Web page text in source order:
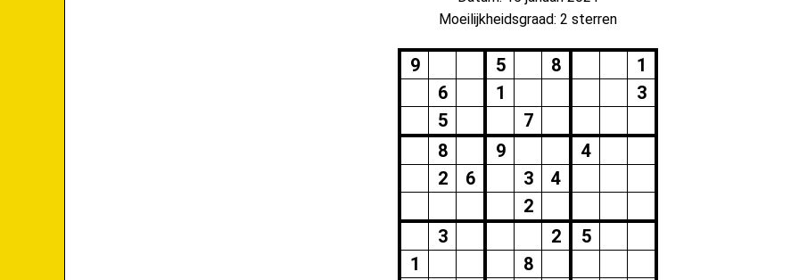
Moeilijkheidsgraad: 2 sterren
9 5 8
1
6
1
3
5
7
8
9
4
2
6 3
4
2
3
2
5
1
8